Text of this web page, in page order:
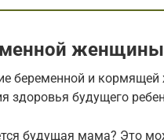
беременной и
здоровья будущего
будущая мама? Это